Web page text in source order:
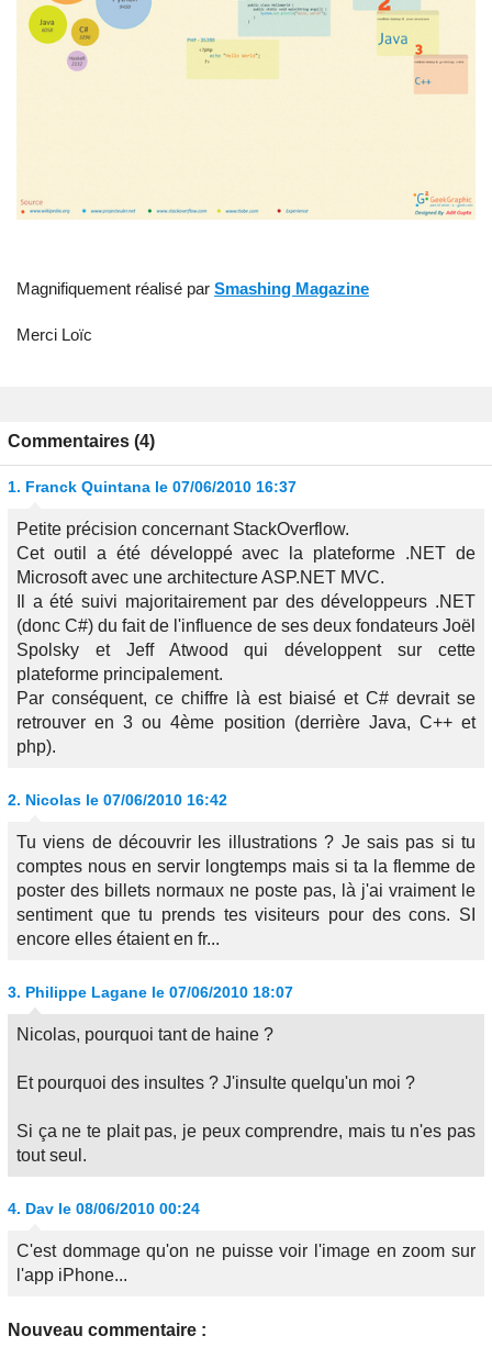
Magnifiquement réalisé par Smashing Magazine
Merci Loïc
Commentaires (4)
1. Franck Quintana le 07/06/2010 16:37
Petite précision concernant StackOverflow.
Cet outil a été développé avec la plateforme .NET de
Microsoft avec une architecture ASP.NET MVC.
Il a été suivi majoritairement par des développeurs .NET
(donc C#) du fait de l'influence de ses deux fondateurs Joël
Spolsky et Jeff Atwood qui développent sur cette
plateforme principalement.
Par conséquent, ce chiffre là est biaisé et C# devrait se
retrouver en 3 ou 4ème position (derrière Java, C++ et
php).
2. Nicolas le 07/06/2010 16:42
Tu viens de découvrir les illustrations ? Je sais pas si tu
comptes nous en servir longtemps mais si ta la flemme de
poster des billets normaux ne poste pas, là j'ai vraiment le
sentiment que tu prends tes visiteurs pour des cons. SI
encore elles étaient en fr...
3. Philippe Lagane le 07/06/2010 18:07
Nicolas, pourquoi tant de haine ?
Et pourquoi des insultes ? J'insulte quelqu'un moi ?
Si ça ne te plait pas, je peux comprendre, mais tu n'es pas
tout seul.
4. Dav le 08/06/2010 00:24
C'est dommage qu'on ne puisse voir l'image en zoom sur
l'app iPhone...
Nouveau commentaire :